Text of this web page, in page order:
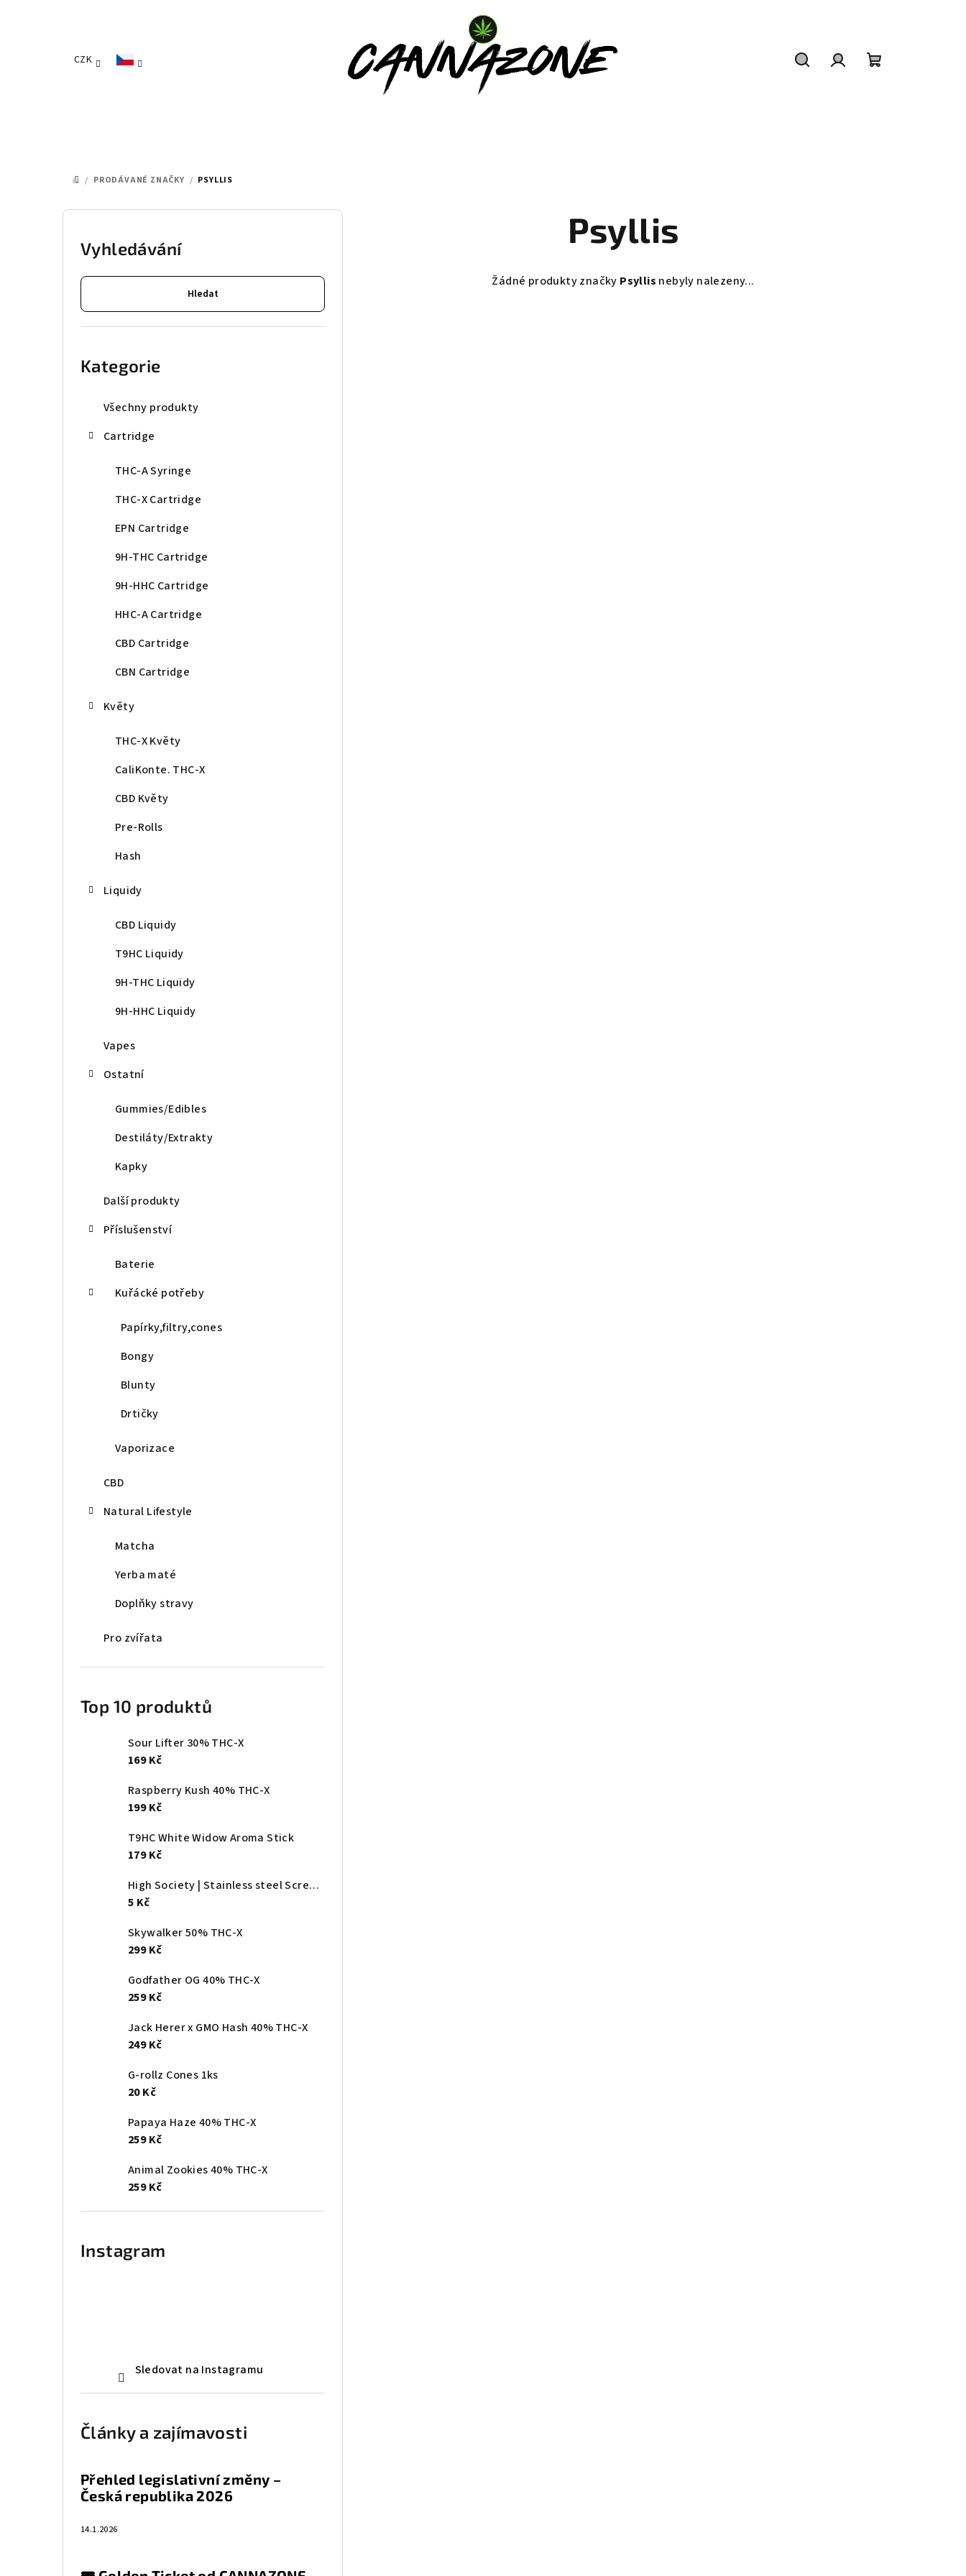
CZK
DOMŮ
/ PRODÁVANÉ ZNAČKY / PSYLLIS
Vyhledávání
Hledat
Kategorie
Všechny produkty
Cartridge
THC-A Syringe
THC-X Cartridge
EPN Cartridge
9H-THC Cartridge
9H-HHC Cartridge
HHC-A Cartridge
CBD Cartridge
CBN Cartridge
Květy
THC-X Květy
CaliKonte. THC-X
CBD Květy
Pre-Rolls
Hash
Liquidy
CBD Liquidy
T9HC Liquidy
9H-THC Liquidy
9H-HHC Liquidy
Vapes
Ostatní
Gummies/Edibles
Destiláty/Extrakty
Kapky
Další produkty
Příslušenství
Baterie
Kuřácké potřeby
Papírky,filtry,cones
Bongy
Blunty
Drtičky
Vaporizace
CBD
Natural Lifestyle
Matcha
Yerba maté
Doplňky stravy
Pro zvířata
Top 10 produktů
Sour Lifter 30% THC-X
169 Kč
Raspberry Kush 40% THC-X
199 Kč
T9HC White Widow Aroma Stick
179 Kč
High Society | Stainless steel Screen - Ø:20mm
5 Kč
Skywalker 50% THC-X
299 Kč
Godfather OG 40% THC-X
259 Kč
Jack Herer x GMO Hash 40% THC-X
249 Kč
G-rollz Cones 1ks
20 Kč
Papaya Haze 40% THC-X
259 Kč
Animal Zookies 40% THC-X
259 Kč
Instagram
Sledovat na Instagramu
Články a zajímavosti
Přehled legislativní změny –
Česká republika 2026
14.1.2026
Psyllis
Žádné produkty značky Psyllis nebyly nalezeny...